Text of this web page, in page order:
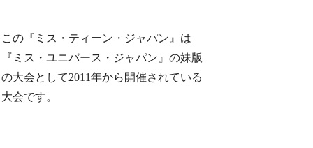
この『ミス・ティーン・ジャパン』は
『ミス・ユニバース・ジャパン』の妹版
の大会として2011年から開催されている
大会です。